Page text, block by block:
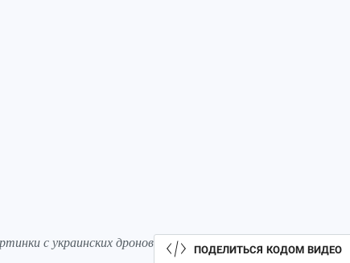
с украинских дронов ПОДЕЛИТЬСЯ КОДОМ ВИДЕО